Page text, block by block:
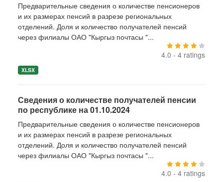
Предварительные сведения о количестве пенсионеров
и их размерах пенсий в разрезе региональных
отделений. Доля и количество получателей пенсий
через филиалы ОАО "Кыргыз почтасы "...
4.0 - 4 ratings
XLSX
Сведения о количестве получателей пенсии
по республике на 01.10.2024
Предварительные сведения о количестве пенсионеров
и их размерах пенсий в разрезе региональных
отделений. Доля и количество получателей пенсий
через филиалы ОАО "Кыргыз почтасы "...
4.0 - 4 ratings